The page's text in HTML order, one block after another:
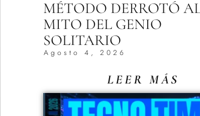
MÉTODO DERROTÓ
MITO DEL GENIO
SOLITARIO
Agosto 4, 2026
LEER MÁS